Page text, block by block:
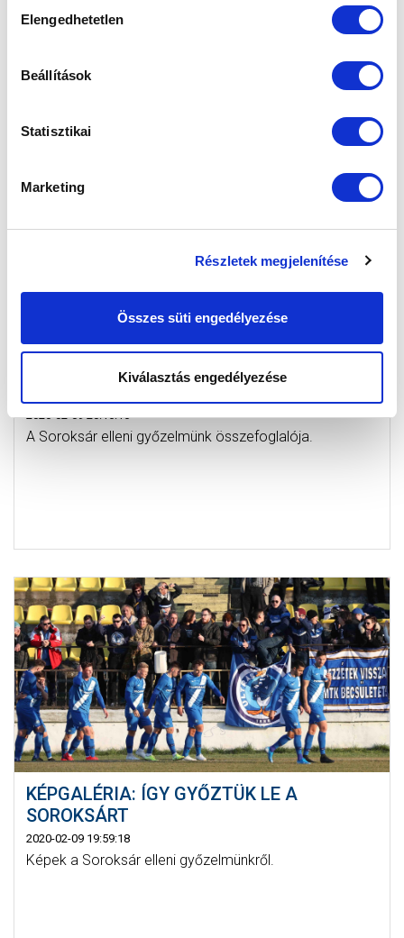
kiválasztása
Elengedhetetlen
Beállítások
Statisztikai
Marketing
Részletek megjelenítése
Összes süti engedélyezése
Kiválasztás engedélyezése
SOROKSÁR SC - MTK BUDAPEST 3-4 (2-1)
ÖSSZEFOGLALÓ (VIDEÓ)
2020-02-09 20:16:16
A Soroksár elleni győzelmünk összefoglalója.
KÉPGALÉRIA: ÍGY GYŐZTÜK LE A
SOROKSÁRT
2020-02-09 19:59:18
Képek a Soroksár elleni győzelmünkről.